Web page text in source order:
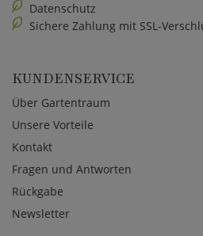
Datenschutz
Sichere Zahlung mit SSL-
KUNDENSERVICE
Über Gartentraum
Unsere Vorteile
Kontakt
Fragen und Antworten
Rückgabe
Newsletter